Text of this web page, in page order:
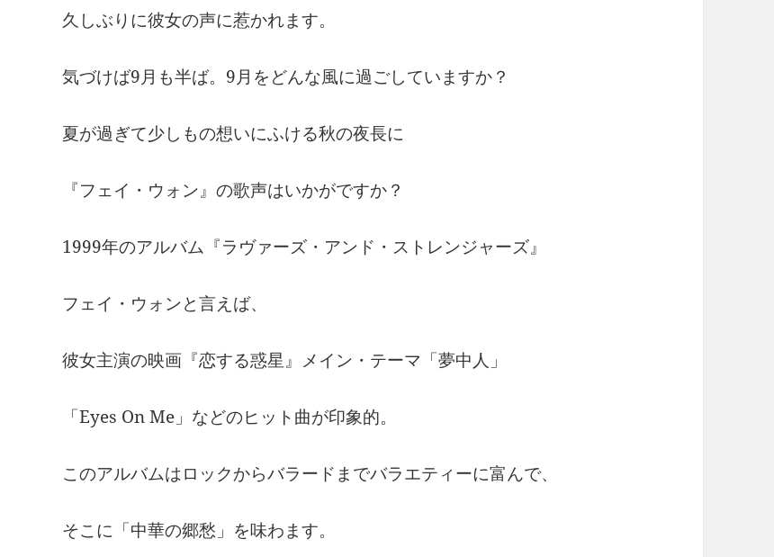
久しぶりに彼女の声に惹かれます。
気づけば9月も半ば。9月をどんな風に過ごしていますか？
夏が過ぎて少しもの想いにふける秋の夜長に
『フェイ・ウォン』の歌声はいかがですか？
1999年のアルバム『ラヴァーズ・アンド・ストレンジャーズ』
フェイ・ウォンと言えば、
彼女主演の映画『恋する惑星』メイン・テーマ「夢中人」
「Eyes On Me」などのヒット曲が印象的。
このアルバムはロックからバラードまでバラエティーに富んで、
そこに「中華の郷愁」を味わます。